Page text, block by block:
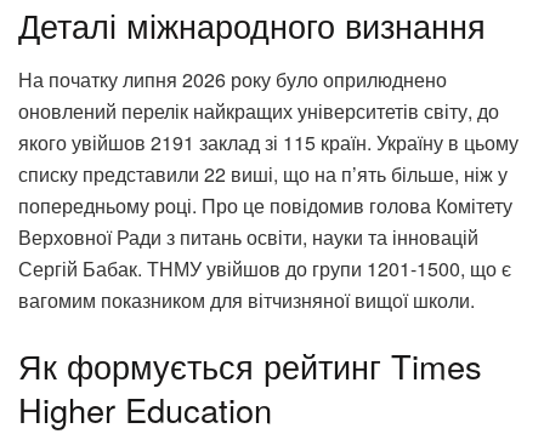
Деталі міжнародного визнання
На початку липня 2026 року було оприлюднено
оновлений перелік найкращих університетів світу, до
якого увійшов 2191 заклад зі 115 країн. Україну в цьому
списку представили 22 виші, що на п’ять більше, ніж у
попередньому році. Про це повідомив голова Комітету
Верховної Ради з питань освіти, науки та інновацій
Сергій Бабак. ТНМУ увійшов до групи 1201-1500, що є
вагомим показником для вітчизняної вищої школи.
Як формується рейтинг Times
Higher Education